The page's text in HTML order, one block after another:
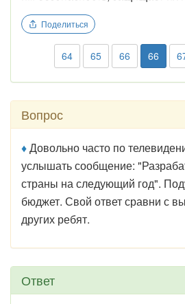
Поделиться
64 65 66 66
Вопрос
♦Довольно часто по
услышать сообщение:
страны на следующий год".
бюджет. Свой ответ сравни с
других ребят.
Ответ